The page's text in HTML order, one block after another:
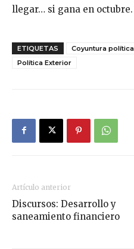
llegar… si gana en octubre.
ETIQUETAS Coyuntura política
Política Exterior
Artículo anterior
Discursos: Desarrollo y
saneamiento financiero